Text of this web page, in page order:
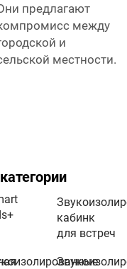
предлагают
между
и
местности.
кабинк
для встреч